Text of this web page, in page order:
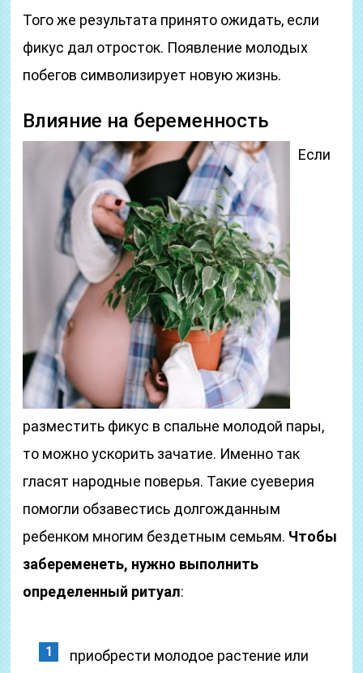
Того же результата принято ожидать, если
фикус дал отросток. Появление молодых
побегов символизирует новую жизнь.
Влияние на беременность
Если
разместить фикус в спальне молодой пары,
то можно ускорить зачатие. Именно так
гласят народные поверья. Такие суеверия
помогли обзавестись долгожданным
ребенком многим бездетным семьям. Чтобы
забеременеть, нужно выполнить
определенный ритуал:
приобрести молодое растение или